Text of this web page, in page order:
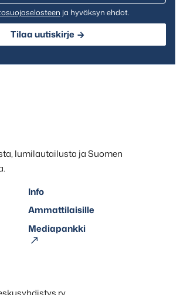
ja hyväksyn ehdot.
Tilaa uutiskirje
lumilautailusta ja Suomen
Info
Ammattilaisille
Mediapankki